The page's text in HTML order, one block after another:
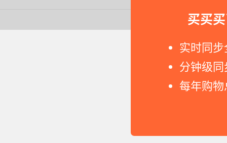
买买
实时同
分钟级
每年购
Copyright © 2011-2026 网购